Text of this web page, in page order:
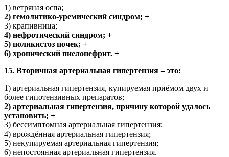
1) ветряная оспа;
2) гемолитико-уремический синдром; +
3) крапивница;
4) нефротический синдром; +
5) поликистоз почек; +
6) хронический пиелонефрит. +
15. Вторичная артериальная гипертензия – это:
1) артериальная гипертензия, купируемая приёмом двух и
более гипотензивных препаратов;
2) артериальная гипертензия, причину которой удалось
установить; +
3) бессимптомная артериальная гипертензия;
4) врождённая артериальная гипертензия;
5) некупируемая артериальная гипертензия;
6) непостоянная артериальная гипертензия.